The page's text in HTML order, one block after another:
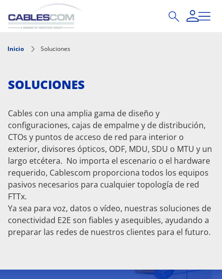
Pasar al contenido principal
Inicio Soluciones
SOLUCIONES
Cables con una amplia gama de diseño y
configuraciones, cajas de empalme y de distribución,
CTOs y puntos de acceso de red para interior o
exterior, divisores ópticos, ODF, MDU, SDU o MTU y un
largo etcétera. No importa el escenario o el hardware
requerido, Cablescom proporciona todos los equipos
pasivos necesarios para cualquier topología de red
FTTx.
Ya sea para voz, datos o vídeo, nuestras soluciones de
conectividad E2E son fiables y asequibles, ayudando a
preparar las redes de nuestros clientes para el futuro.